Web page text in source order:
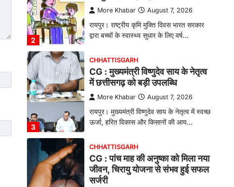
2
More Khabar August 7, 2026
रायपुर। राष्ट्रीय कृमि मुक्ति दिवस भारत सरकार
द्वारा बच्चों के स्वास्थ्य सुधार के लिए वर्ष…
3
CHHATTISGARH
CG : मुख्यमंत्री विष्णुदेव साय के नेतृत्व
में छत्तीसगढ़ को बड़ी उपलब्धि
More Khabar August 7, 2026
रायपुर। मुख्यमंत्री विष्णुदेव साय के नेतृत्व में स्वच्छ
ऊर्जा, हरित विकास और किसानों की आय…
CHHATTISGARH
CG : पांच माह की अनुष्का को मिला नया
जीवन, चिरायु योजना से संभव हुई सफल
सर्जरी